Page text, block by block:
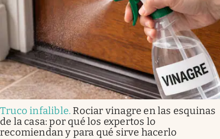
Truco infalible. Rociar vinagre en las esquinas
de la casa: por qué los expertos lo
recomiendan y para qué sirve hacerlo